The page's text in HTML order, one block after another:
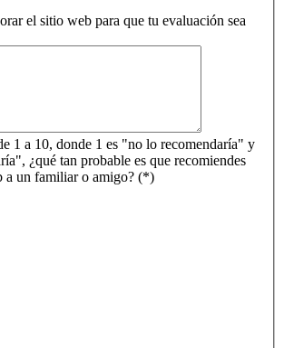
el sitio web para que tu evaluación sea
1 a 10, donde 1 es "no lo recomendaría" y
¿qué tan probable es que recomiendes
a un familiar o amigo? (*)